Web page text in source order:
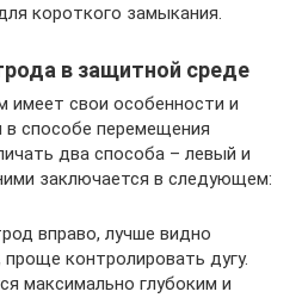
короткого замыкания.
в защитной среде
имеет свои особенности и
в способе перемещения
два способа – левый и
заключается в следующем:
вправо, лучше видно
проще контролировать дугу.
максимально глубоким и